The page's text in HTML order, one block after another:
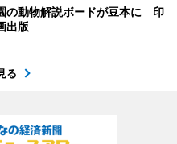
の動物解説ボードが豆本に 印
出版
る